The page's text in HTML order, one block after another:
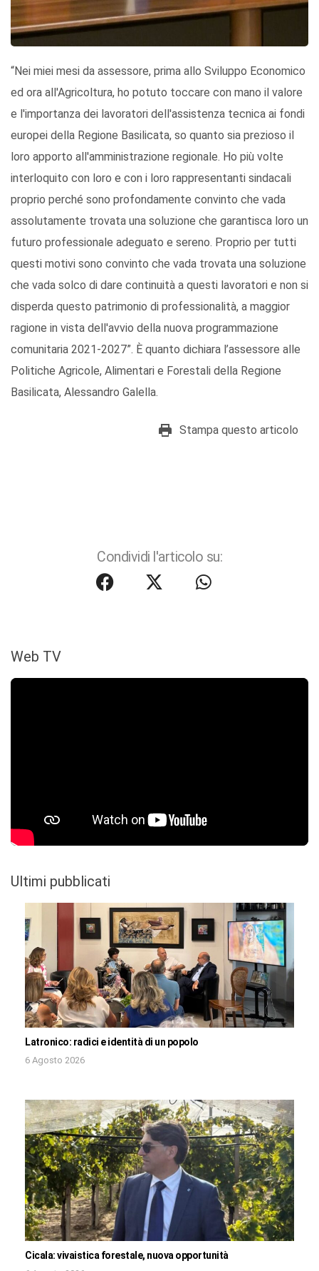
“Nei miei mesi da assessore, prima allo Sviluppo Economico
ed ora all'Agricoltura, ho potuto toccare con mano il valore
e l'importanza dei lavoratori dell'assistenza tecnica ai fondi
europei della Regione Basilicata, so quanto sia prezioso il
loro apporto all'amministrazione regionale. Ho più volte
interloquito con loro e con i loro rappresentanti sindacali
proprio perché sono profondamente convinto che vada
assolutamente trovata una soluzione che garantisca loro un
futuro professionale adeguato e sereno. Proprio per tutti
questi motivi sono convinto che vada trovata una soluzione
che vada solco di dare continuità a questi lavoratori e non si
disperda questo patrimonio di professionalità, a maggior
ragione in vista dell'avvio della nuova programmazione
comunitaria 2021-2027”. È quanto dichiara l’assessore alle
Politiche Agricole, Alimentari e Forestali della Regione
Basilicata, Alessandro Galella.
Stampa questo articolo
Condividi l'articolo su:
Web TV
Ultimi pubblicati
Latronico: radici e identità di un popolo
6 Agosto 2026
Cicala: vivaistica forestale, nuova opportunità